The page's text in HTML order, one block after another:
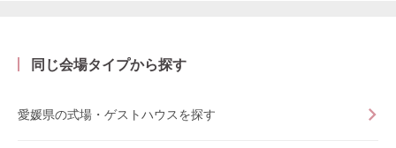
同じ会場タイプから探す
愛媛県の式場・ゲストハウスを探す